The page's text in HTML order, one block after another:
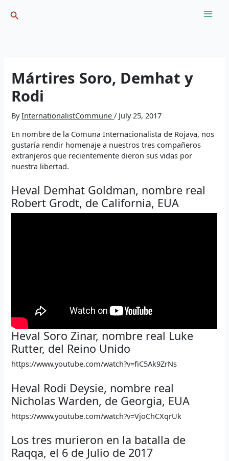
Search
Mártires Soro, Demhat y
Rodi
ByInternationalistCommune/ July 25, 2017
En nombre de la Comuna Internacionalista de Rojava, nos
gustaría rendir homenaje a nuestros tres compañeros
extranjeros que recientemente dieron sus vidas por
nuestra libertad.
Heval Demhat Goldman, nombre real
Robert Grodt, de California, EUA
Heval Soro Zinar, nombre real Luke
Rutter, del Reino Unido
https://www.youtube.com/watch?v=fiC5Ak9ZrNs
Heval Rodi Deysie, nombre real
Nicholas Warden, de Georgia, EUA
https://www.youtube.com/watch?v=VjoChCXqrUk
Los tres murieron en la batalla de
Raqqa, el 6 de Julio de 2017